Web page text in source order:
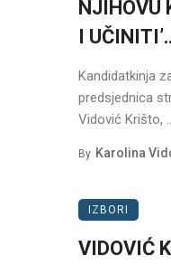
NJIHOVU
I
Kandidatkinja
predsjednica
Vidović Krišto,
By Karolina
IZBORI
VIDOVIĆ